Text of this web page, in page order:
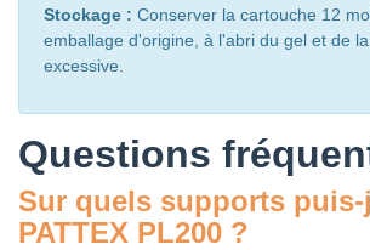
Stockage : Conserver la cartouche 12
emballage d'origine, à l'abri du gel et de
excessive.
Questions
Sur quels supports
PATTEX PL200 ?